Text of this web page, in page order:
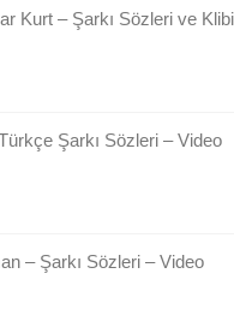
Kurt – Şarkı Sözleri ve Klibi
Şarkı Sözleri – Video
– Şarkı Sözleri – Video